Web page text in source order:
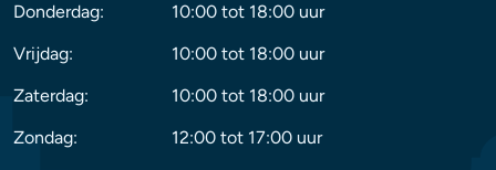
Donderdag:
10:00 tot 18:00 uur
Vrijdag:
10:00 tot 18:00 uur
Zaterdag:
10:00 tot 18:00 uur
Zondag:
12:00 tot 17:00 uur